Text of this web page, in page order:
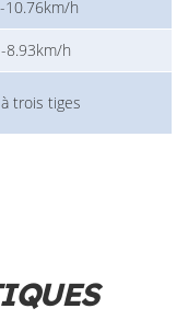
10.76km/h
8.93km/h
trois tiges